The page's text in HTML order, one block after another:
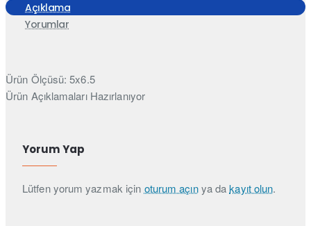
Açıklama
Yorumlar
Ürün Ölçüsü: 5x6.5
Ürün Açıklamaları Hazırlanıyor
Yorum Yap
Lütfen yorum yazmak için oturum açınya dakayıt olun.